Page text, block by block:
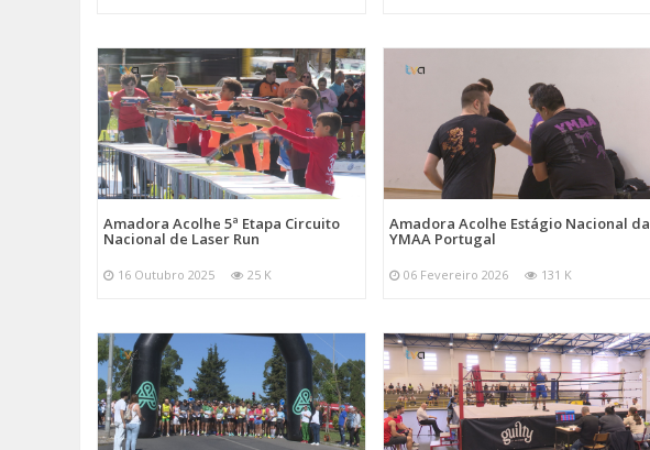
Amadora Acolhe 5ª Etapa Circuito
Nacional de Laser Run
16 Outubro 2025 25 K
Amadora Acolhe Estágio Nacional da
YMAA Portugal
06 Fevereiro 2026 131 K